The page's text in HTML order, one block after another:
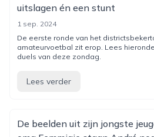
uitslagen én een stunt
1 sep. 2024
De eerste ronde van het
amateurvoetbal zit erop. Lees
duels van deze zondag.
Lees verder
De beelden uit zijn jongste